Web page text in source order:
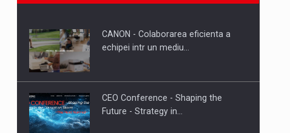
Proteinmaxxing and the Future of
CANON - Colaborarea eficienta a
echipei intr un mediu…
CEO Conference - Shaping the
Future - Strategy in…